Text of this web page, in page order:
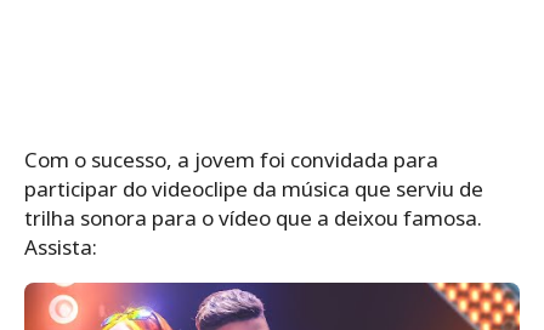
Com o sucesso, a jovem foi convidada para
participar do videoclipe da música que serviu de
trilha sonora para o vídeo que a deixou famosa.
Assista: